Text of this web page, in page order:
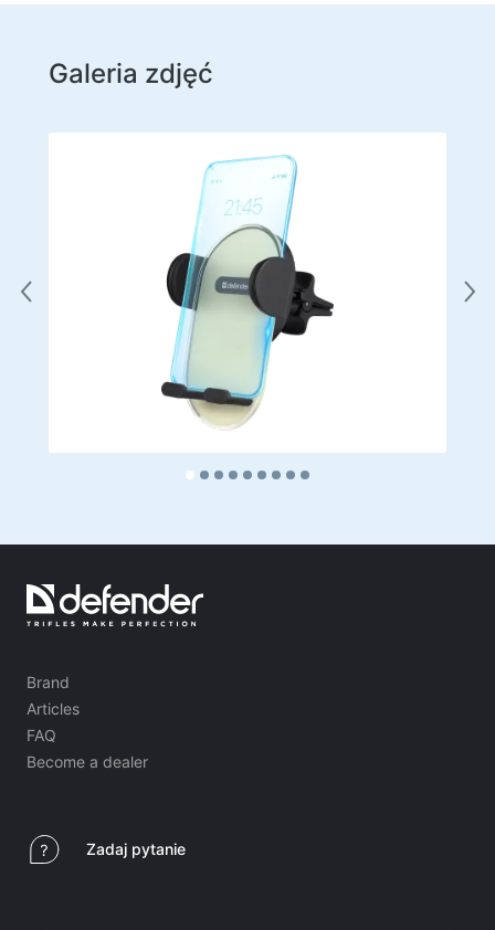
Galeria zdjęć
Brand
Articles
FAQ
Become a dealer
Zadaj pytanie